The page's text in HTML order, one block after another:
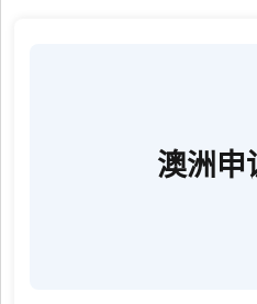
澳洲申